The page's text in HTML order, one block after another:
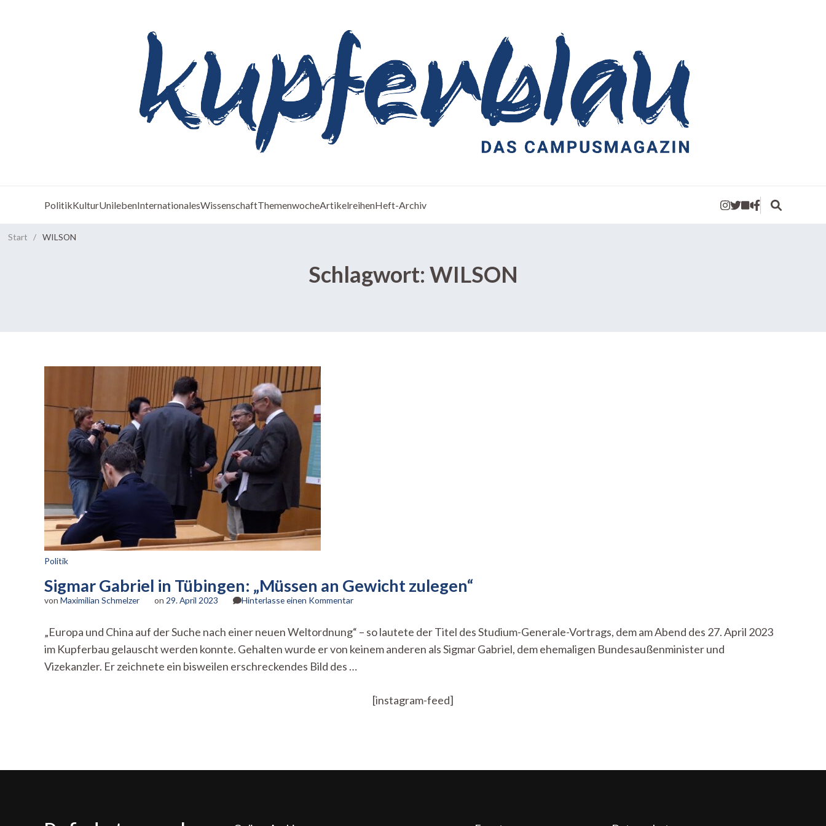
PolitikKulturUnilebenInternationalesWissenschaftThemenwocheArtikelreihenHeft-Archiv
Start / WILSON
Schlagwort: WILSON
Politik
Sigmar Gabriel in Tübingen: „Müssen an Gewicht zulegen“
von Maximilian Schmelzer on 29. April 2023 Hinterlasse einen Kommentarzu
in
Tübingen:
an
zulegen“
„Europa und China auf der Suche nach einer neuen Weltordnung“ – so lautete der Titel des Studium-Generale-Vortrags, dem am Abend des 27. April 2023
im Kupferbau gelauscht werden konnte. Gehalten wurde er von keinem anderen als Sigmar Gabriel, dem ehemaligen Bundesaußenminister und
Vizekanzler. Er zeichnete ein bisweilen erschreckendes Bild des …
[instagram-feed]